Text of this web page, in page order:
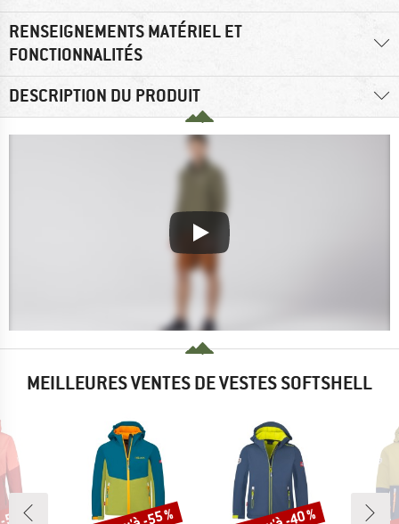
RENSEIGNEMENTS MATÉRIEL ET
FONCTIONNALITÉS
DESCRIPTION DU PRODUIT
MEILLEURES VENTES DE VESTES SOFTSHELL
Remise Remise